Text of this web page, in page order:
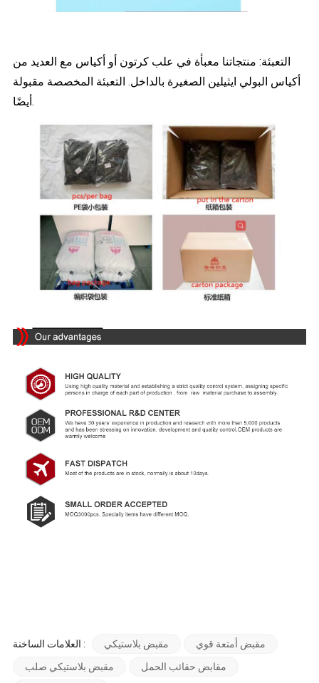
التعبئة: منتجاتنا معبأة في علب كرتون أو أكياس مع العديد من
أكياس البولي ايثيلين الصغيرة بالداخل. التعبئة المخصصة مقبولة
أيضًا.
العلامات الساخنة : مقبض بلاستيكي
مقبض أمتعة قوي
مقبض بلاستيكي صلب
مقابض حقائب الحمل